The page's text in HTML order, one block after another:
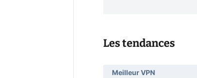
Les tendances
Meilleur VPN